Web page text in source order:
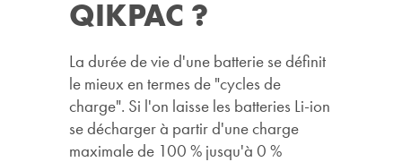
QIKPAC ?
La durée de vie d'une batterie se définit
le mieux en termes de "cycles de
charge". Si l'on laisse les batteries Li-ion
se décharger à partir d'une charge
maximale de 100 % jusqu'à 0 %